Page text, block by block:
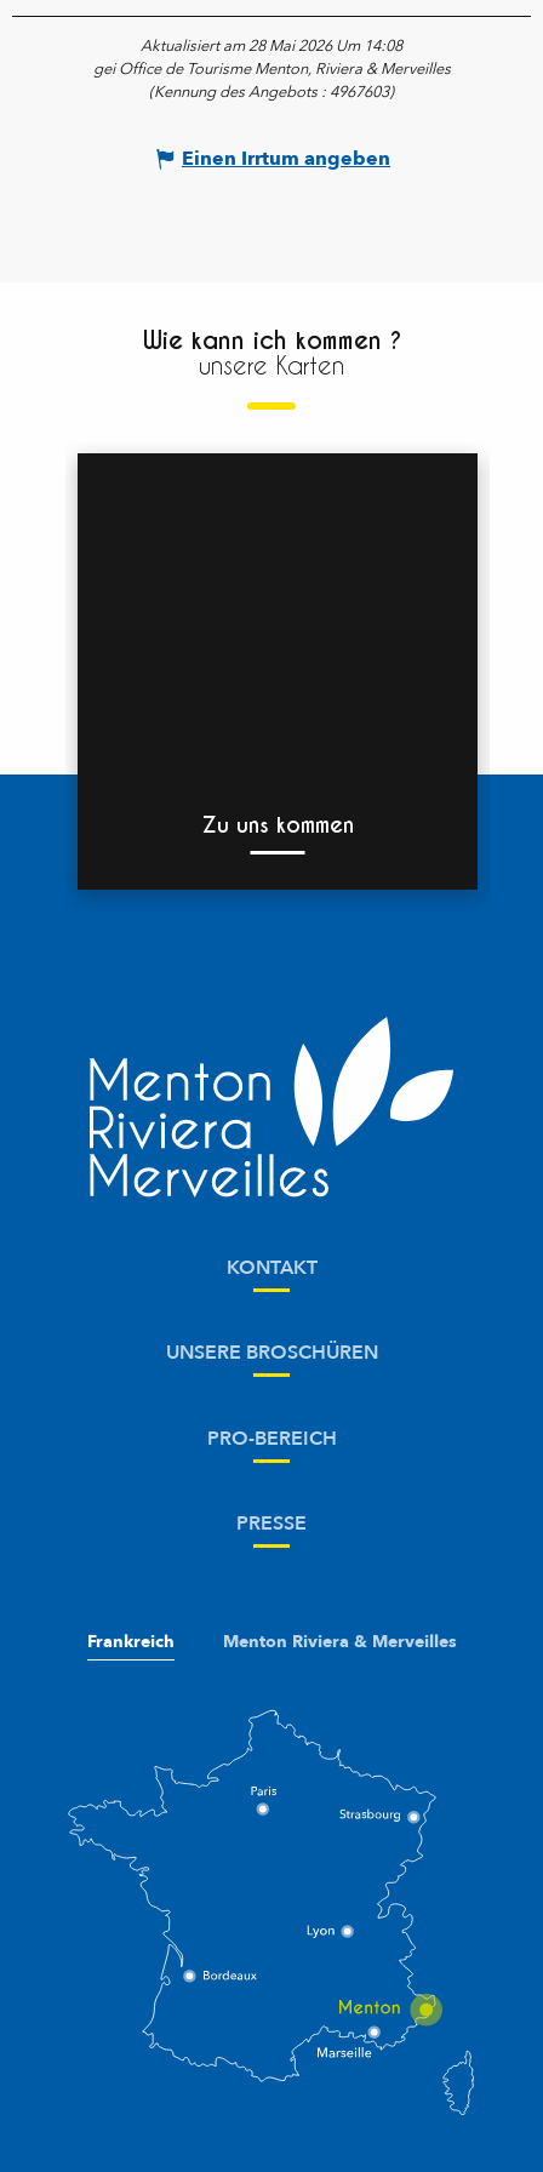
Aktualisiert am 28 Mai 2026 Um 14:08
gei Office de Tourisme Menton, Riviera & Merveilles
(Kennung des Angebots : 4967603)
Einen Irrtum angeben
Wie kann ich kommen ?
unsere Karten
Zu uns kommen
KONTAKT
UNSERE BROSCHÜREN
PRO-BEREICH
PRESSE
Frankreich Menton Riviera & Merveilles